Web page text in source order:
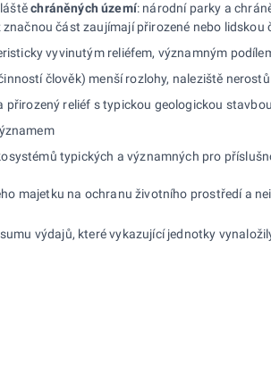
chráněných území: národní parky a
část zaujímají přirozené nebo
vyvinutým reliéfem, významným
člověk) menší rozlohy, naleziště
reliéf s typickou geologickou
typických a významných pro
majetku na ochranu životního prostředí a
výdajů, které vykazující jednotky